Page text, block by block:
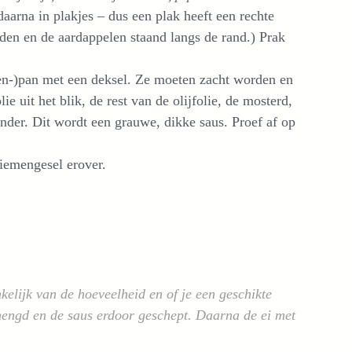
in plakjes – dus een plak heeft een rechte
en de aardappelen staand langs de rand.) Prak
met een deksel. Ze moeten zacht worden en
uit het blik, de rest van de olijfolie, de mosterd,
Dit wordt een grauwe, dikke saus. Proef af op
erover.
van de hoeveelheid en of je een geschikte
en de saus erdoor geschept. Daarna de ei met